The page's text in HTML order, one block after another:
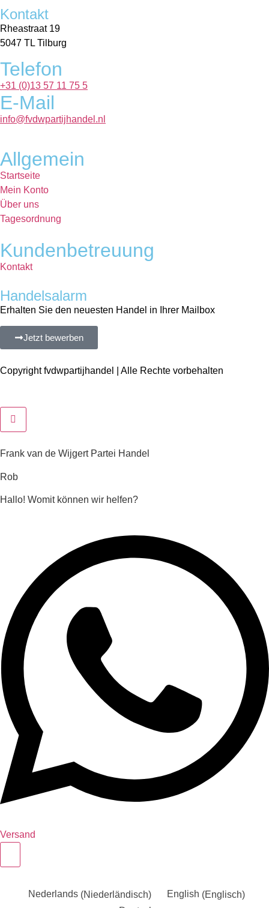
Kontakt
Rheastraat 19
5047 TL Tilburg
Telefon
+31 (0)13 57 11 75 5
E-Mail
info@fvdwpartijhandel.nl
Allgemein
Startseite
Mein Konto
Über uns
Tagesordnung
Kundenbetreuung
Kontakt
Handelsalarm
Erhalten Sie den neuesten Handel in Ihrer Mailbox
Jetzt bewerben
Copyright fvdwpartijhandel | Alle Rechte vorbehalten
Frank van de Wijgert Partei Handel
Rob
Hallo! Womit können wir helfen?
Versand
Nederlands(Niederländisch) English (Englisch)